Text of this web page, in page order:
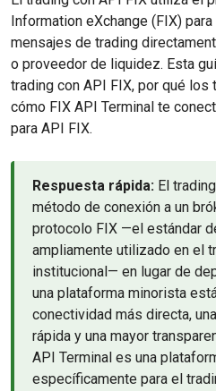
Information eXchange (FIX)
mensajes de trading
o proveedor de liquidez. Esta
trading con API FIX, por qué
cómo FIX API Terminal te
para API FIX.
Respuesta rápida: El
método de conexión a un
protocolo FIX —el estándar
ampliamente utilizado en el
institucional— en lugar de
una plataforma minorista
conectividad más directa,
rápida y una mayor
API Terminal es una
específicamente para el